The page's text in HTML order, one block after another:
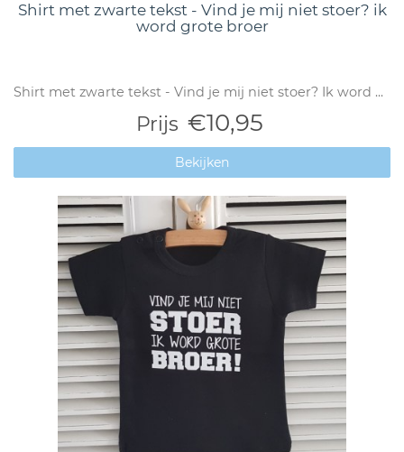
Shirt met zwarte tekst - Vind je mij niet stoer? ik
word grote broer
Shirt met zwarte tekst - Vind je mij niet stoer? Ik word ...
Prijs €10,95
Bekijken